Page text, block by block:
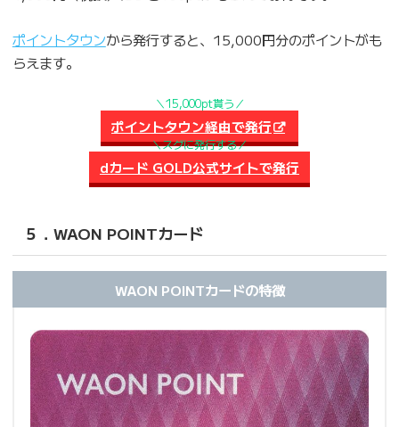
ポイントタウンから発行すると、15,000円分のポイントがも
らえます。
＼15,000pt貰う／
ポイントタウン経由で発行
＼スグに発行する／
dカード GOLD公式サイトで発行
５．WAON POINTカード
WAON POINTカードの特徴